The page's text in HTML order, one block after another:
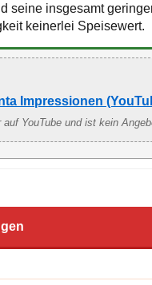
seine insgesamt
keinerlei Speisewert.
Impressionen
YouTube und ist kein